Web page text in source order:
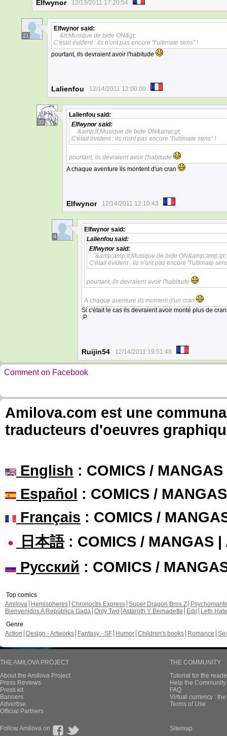
Elfwynor 12/13/2011 17:20:54
21
Elfwynor said:
&lt;Musique de bide ON&gt;
C'était évident : ils n'ont pas encore "l'ultimate sens" !
pourtant, ils devraient avoir l'habitude
Lalienfou 12/14/2011 12:00:00
33
Lalienfou said:
Elfwynorsaid:
&amp;lt;Musique de bide ON&amp;gt;
C'était évident : ils n'ont pas encore "l'ultimate sens" !
pourtant, ils devraient avoir l'habitude
A chaque aventure ils montent d'un cran
Elfwynor 12/14/2011 12:10:43
4
Elfwynor said:
Lalienfou said:
Elfwynorsaid:
&amp;amp;lt;Musique de bide ON&amp;amp;gt;
C'était évident : ils n'ont pas encore "l'ultimate
pourtant, ils devraient avoir l'habitude
A chaque aventure ils montent d'un cran
Si c'était le cas ils devraient avoir monté plus de
:P
Ruijin54 12/14/2011 19:51:48
Comment on Facebook
Amilova.com est une
traducteurs d'oeuvres
English : COMICS /
Español : COMICS /
Français : COMICS /
日本語: COMICS / MANGAS |
Русский : COMICS /
Top comics
Amilova
Hemispheres Chronoctis Express Super Dragon Bros Z
Bienvenidos A República Gada Only Two Astaroth Y Bernadette Edil
Leth Hate
Genre
Action
Design - Artworks Fantasy - SF Humor Children's books Romance
THE AMILOVA PROJECT
About the Amilova Project
Press Reviews
Press kit
Banners
Advertise
Official Partners
THE COMMUNITY
Tutorial for the
Help the
FAQ
Virtual currency :
Terms of Use
Follow Amilova on Sitemap